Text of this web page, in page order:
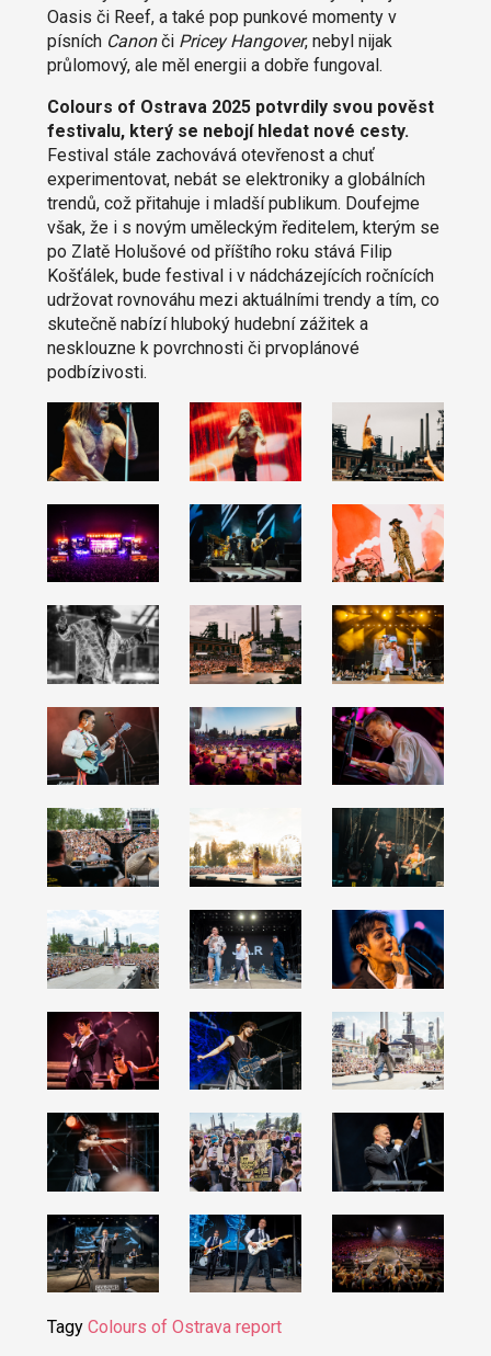
Oasis či Reef, a také pop punkové momenty v
písních Canonči Pricey Hangover, nebyl nijak
průlomový, ale měl energii a dobře fungoval.
Colours of Ostrava 2025 potvrdily svou pověst
festivalu, který se nebojí hledat nové cesty.
Festival stále zachovává otevřenost a chuť
experimentovat, nebát se elektroniky a globálních
trendů, což přitahuje i mladší publikum. Doufejme
však, že i s novým uměleckým ředitelem, kterým se
po Zlatě Holušové od příštího roku stává Filip
Košťálek, bude festival i v nádcházejících ročnících
udržovat rovnováhu mezi aktuálními trendy a tím, co
skutečně nabízí hluboký hudební zážitek a
nesklouzne k povrchnosti či prvoplánové
podbízivosti.
Tagy Colours of Ostrava report